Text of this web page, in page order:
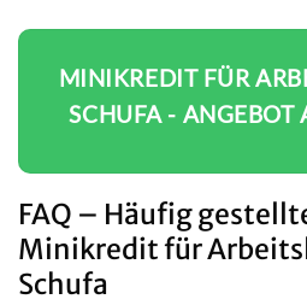
MINIKREDIT FÜR
SCHUFA - ANGEBOT
FAQ – Häufig
Minikredit für
Schufa